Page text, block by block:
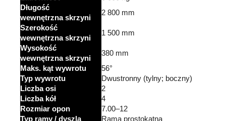
Długość
wewnętrzna skrzyni
2 800 mm
Szerokość
wewnętrzna skrzyni
1 500 mm
Wysokość
wewnętrzna skrzyni
380 mm
Maks. kąt wywrotu
56°
Typ wywrotu
Dwustronny (tylny; boczny)
Liczba osi
2
Liczba kół
4
Rozmiar opon
7.00–12
Typ ramy / dyszla
Rama prostokątna